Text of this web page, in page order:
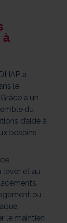
à
a
le
à un
du
d’aide à
besoins
lever et au
ou
le maintien